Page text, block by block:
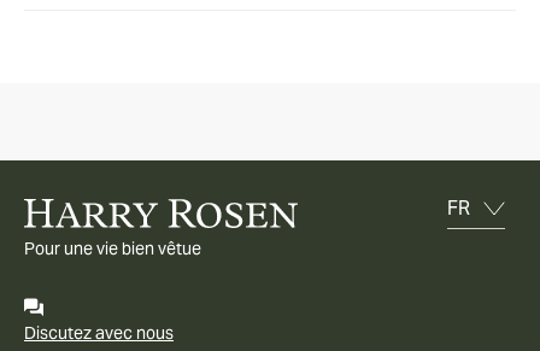
Pour une vie bien vêtue
Discutez avec nous